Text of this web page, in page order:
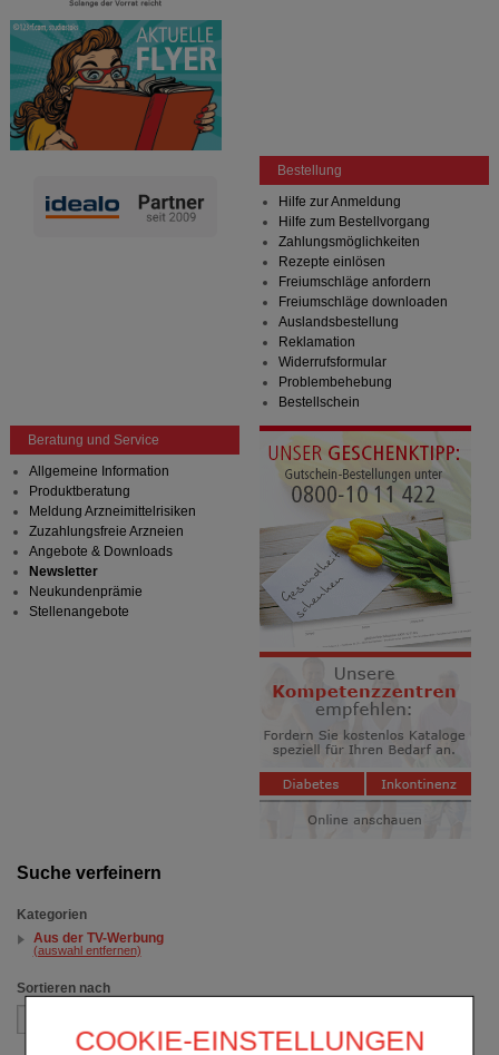
COOKIE-EINSTELLUNGEN
Suche verfeinern
Kategorien
Aus der TV-Werbung
(auswahl entfernen)
Sortieren nach
Bestellung
Hilfe zur Anmeldung
Hilfe zum Bestellvorgang
Zahlungsmöglichkeiten
Rezepte einlösen
Freiumschläge anfordern
Freiumschläge downloaden
Auslandsbestellung
Reklamation
Widerrufsformular
Problembehebung
Bestellschein
Beratung und Service
Allgemeine Information
Produktberatung
Meldung Arzneimittelrisiken
Zuzahlungsfreie Arzneien
Angebote & Downloads
Newsletter
Neukundenprämie
Stellenangebote